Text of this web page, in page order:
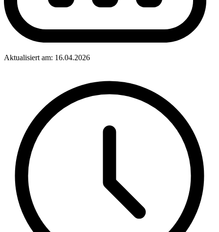
Aktualisiert am: 16.04.2026